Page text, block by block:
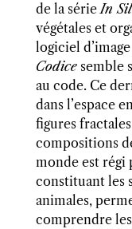
de la sérieIn
végétales et
logiciel
Codicesemble
au code. Ce
dans l’espace
figures
compositions
monde est régi
constituant les
animales,
comprendre